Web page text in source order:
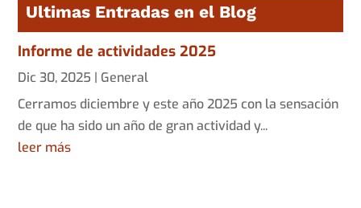
Ultimas Entradas en el Blog
Informe de actividades 2025
Dic 30, 2025 | General
Cerramos diciembre y este año 2025 con la sensación
de que ha sido un año de gran actividad y...
leer más